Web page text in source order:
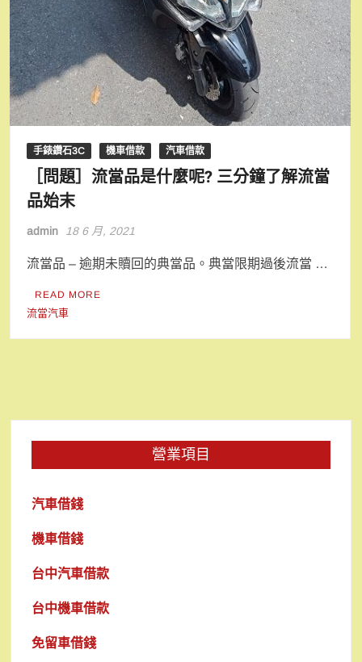
手錶鑽石3C 機車借款 汽車借款
［問題］流當品是什麼呢? 三分鐘了解流當
品始末
admin 18 6 月, 2021
流當品 – 逾期未贖回的典當品。典當限期過後流當 …
READ MORE
流當汽車
營業項目
汽車借錢
機車借錢
台中汽車借款
台中機車借款
免留車借錢